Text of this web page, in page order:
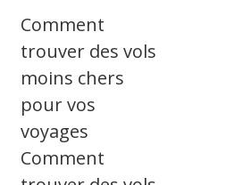
Comment
trouver des vols
moins chers
pour vos
voyages
Comment